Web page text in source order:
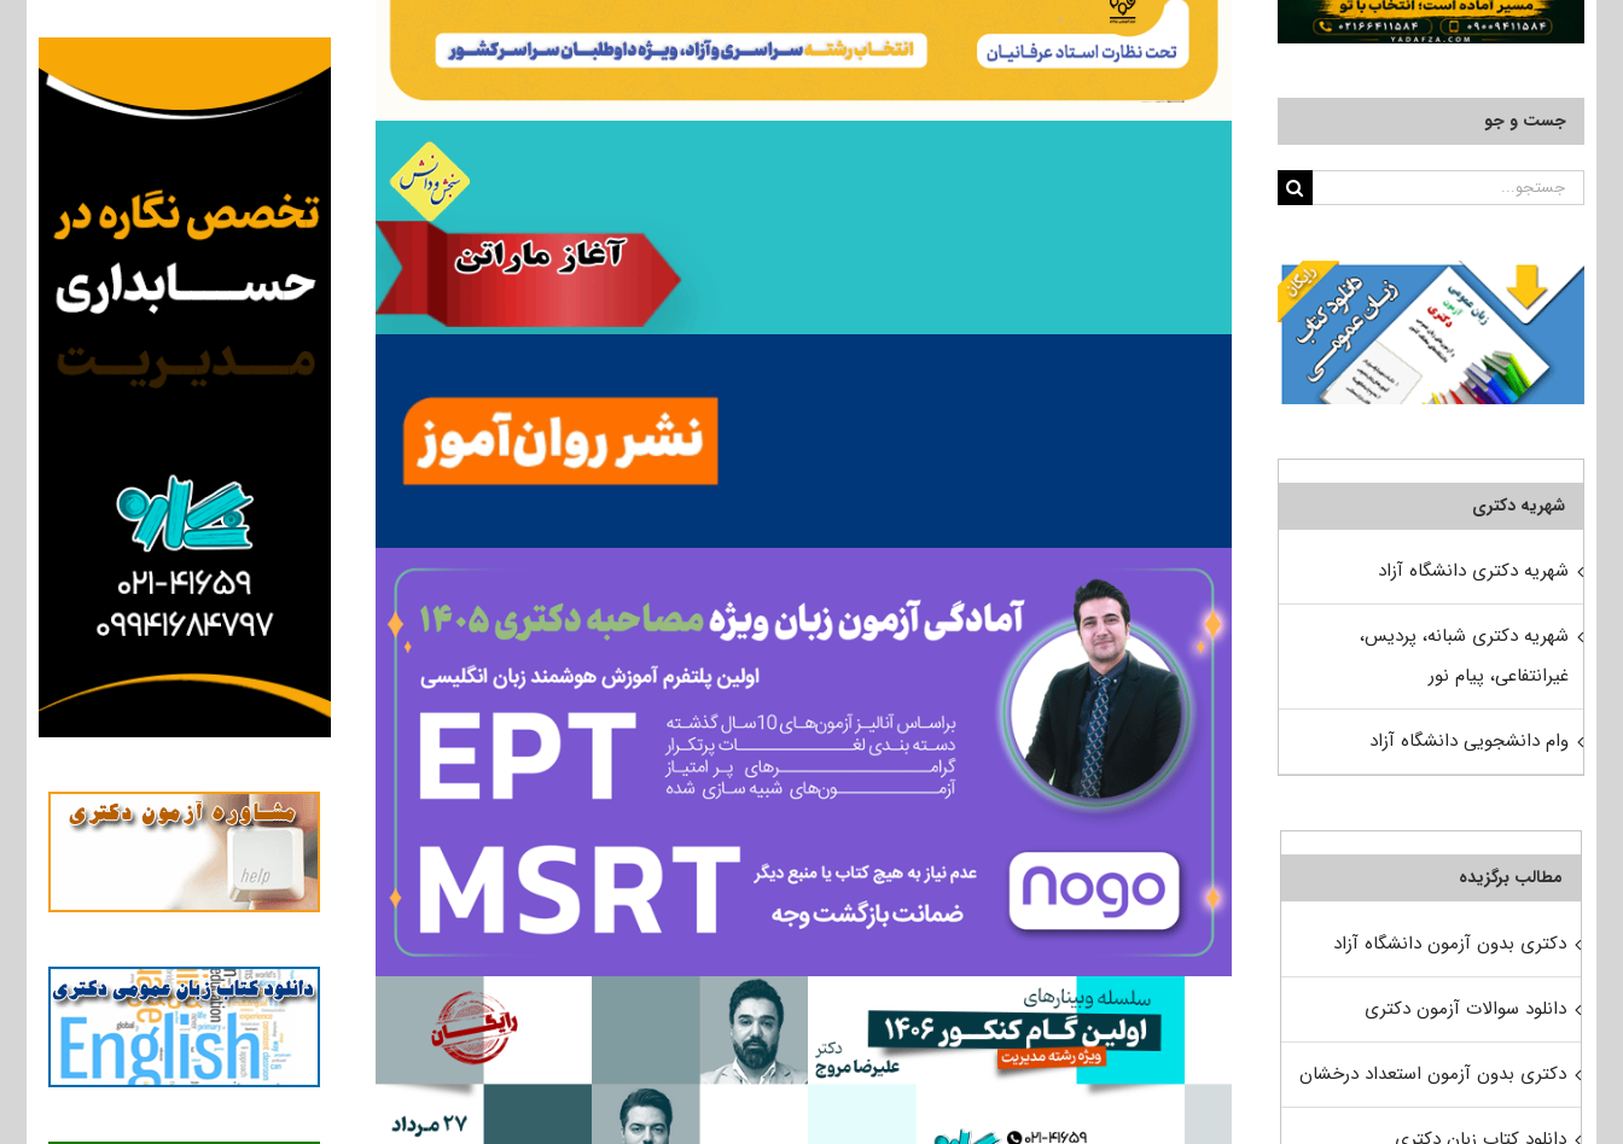
جست و جو
جستجو
شهریه دکتری
شهریه دکتری دانشگاه آزاد
شهریه دکتری شبانه، پردیس،
غیرانتفاعی، پیام نور
وام دانشجویی دانشگاه آزاد
مطالب برگزیده
دکتری بدون آزمون دانشگاه آزاد
دانلود سوالات آزمون دکتری
دکتری بدون آزمون استعداد درخشان